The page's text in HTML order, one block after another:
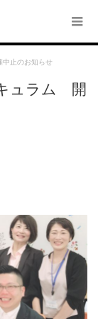
中止のお知らせ
ュラム 開